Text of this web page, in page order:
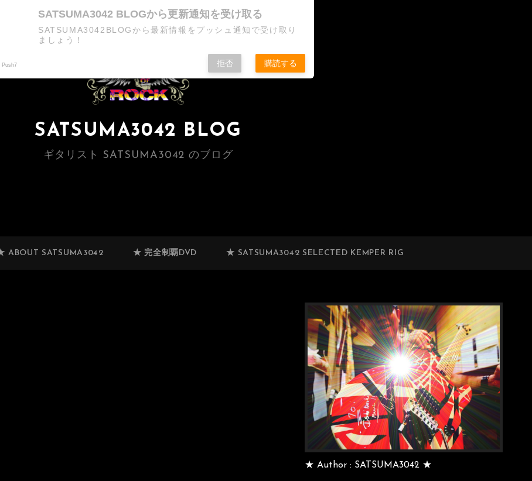
SATSUMA3042 BLOG
ギタリスト SATSUMA3042 のブログ
ABOUT SATSUMA3042 ★ 完全制覇DVD ★ SATSUMA3042 SELECTED KEMPER RIG
★ Author : SATSUMA3042 ★
SATSUMA3042 BLOGから更新通知を受け取る
SATSUMA3042BLOGから最新情報をプッシュ通知で受け取り
ましょう！
Push7 拒否 購読する